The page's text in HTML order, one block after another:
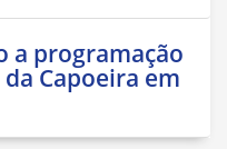
a programação
Capoeira em